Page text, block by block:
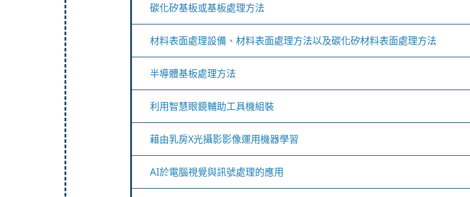
碳化矽基板或基板處理方法
材料表面處理設備、材料表面處理方法以及碳化矽材料表面處理方法
半導體基板處理方法
利用智慧眼鏡輔助工具機組裝
藉由乳房X光攝影影像運用機器學習
AI於電腦視覺與訊號處理的應用